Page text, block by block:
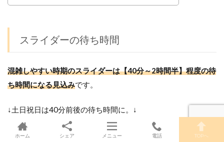
スライダーの待ち時間
混雑しやすい時期のスライダーは【40分～2時間半】程度の待
ち時間になる見込みです。
↓土日祝日は40分前後の待ち時間に。↓
ホーム シェア メニュー 電話 TOPへ